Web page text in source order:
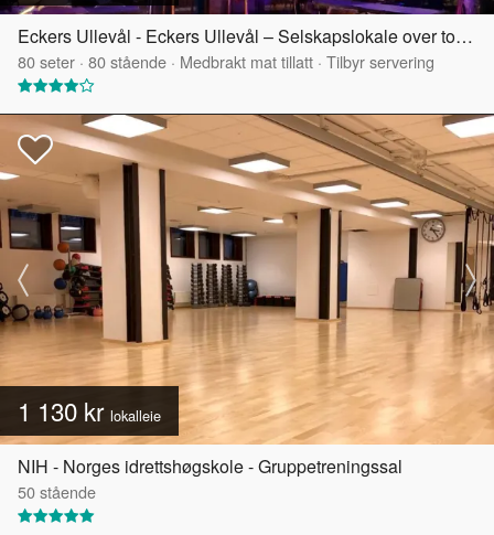
Eckers Ullevål - Eckers Ullevål – Selskapslokale over to etasjer
80seter · 80stående · Medbrakt mat tillatt · Tilbyr servering
1 130 kr lokalleie
NIH - Norges idrettshøgskole - Gruppetreningssal
50stående